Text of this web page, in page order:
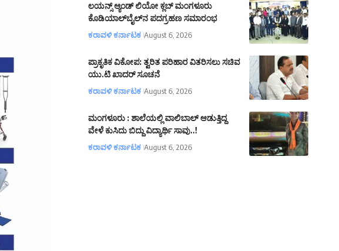
ಲಯನ್ಸ್ ಆ್ಯಂಡ್ ಲಿಯೋ ಕ್ಲಬ್ ಮಂಗಳೂರು
ಕೊಡಿಯಾಲ್‌ಬೈಲ್‌ನ ಪದಗ್ರಹಣ ಸಮಾರಂಭ
ಕರಾವಳಿ ಕರ್ನಾಟಕ August 6, 2026
ಪ್ರಾಕೃತಿಕ ವಿಕೋಪ: ತ್ವರಿತ ಪರಿಹಾರ ವಿತರಿಸಲು ಸಚಿವ
ಯು.ಟಿ ಖಾದರ್ ಸೂಚನೆ
ಕರಾವಳಿ ಕರ್ನಾಟಕ August 6, 2026
ಮಂಗಳೂರು : ಶಾಲೆಯಲ್ಲಿ ವಾಲಿಬಾಲ್ ಆಡುತ್ತಿದ್ದ
ವೇಳೆ ಕುಸಿದು ಬಿದ್ದು ವಿದ್ಯಾರ್ಥಿ ಸಾವು..!
ಕರಾವಳಿ ಕರ್ನಾಟಕ August 6, 2026